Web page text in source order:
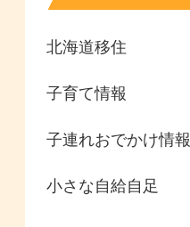
北海道移住
子育て情報
子連れおでかけ情報
小さな自給自足